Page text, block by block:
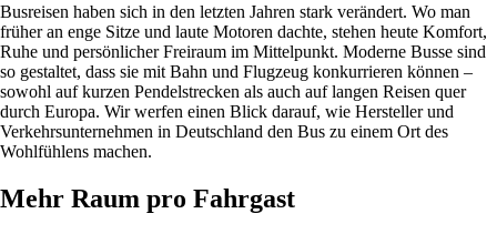
Busreisen haben sich in den letzten Jahren stark verändert. Wo man
früher an enge Sitze und laute Motoren dachte, stehen heute Komfort,
Ruhe und persönlicher Freiraum im Mittelpunkt. Moderne Busse sind
so gestaltet, dass sie mit Bahn und Flugzeug konkurrieren können –
sowohl auf kurzen Pendelstrecken als auch auf langen Reisen quer
durch Europa. Wir werfen einen Blick darauf, wie Hersteller und
Verkehrsunternehmen in Deutschland den Bus zu einem Ort des
Wohlfühlens machen.
Mehr Raum pro Fahrgast